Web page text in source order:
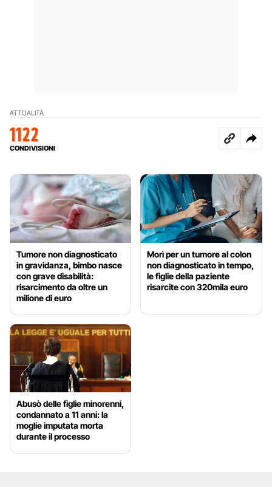
ATTUALITÀ
1122
CONDIVISIONI
Tumore non diagnosticato
in gravidanza, bimbo nasce
con grave disabilità:
risarcimento da oltre un
milione di euro
Morì per un tumore al colon
non diagnosticato in tempo,
le figlie della paziente
risarcite con 320mila euro
Abusò delle figlie minorenni,
condannato a 11 anni: la
moglie imputata morta
durante il processo